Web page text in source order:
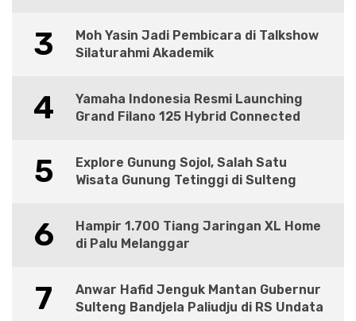
3
Moh Yasin Jadi Pembicara di Talkshow
Silaturahmi Akademik
4
Yamaha Indonesia Resmi Launching
Grand Filano 125 Hybrid Connected
5
Explore Gunung Sojol, Salah Satu
Wisata Gunung Tetinggi di Sulteng
6
Hampir 1.700 Tiang Jaringan XL Home
di Palu Melanggar
7
Anwar Hafid Jenguk Mantan Gubernur
Sulteng Bandjela Paliudju di RS Undata